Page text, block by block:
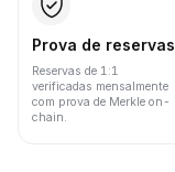
Prova de reservas
Reservas de 1:1
verificadas mensalmente
com prova de Merkle on-
chain.